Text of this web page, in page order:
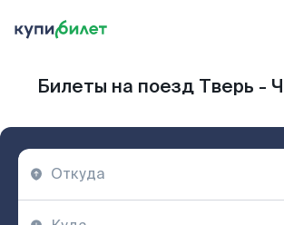
Билеты на поезд Тверь -